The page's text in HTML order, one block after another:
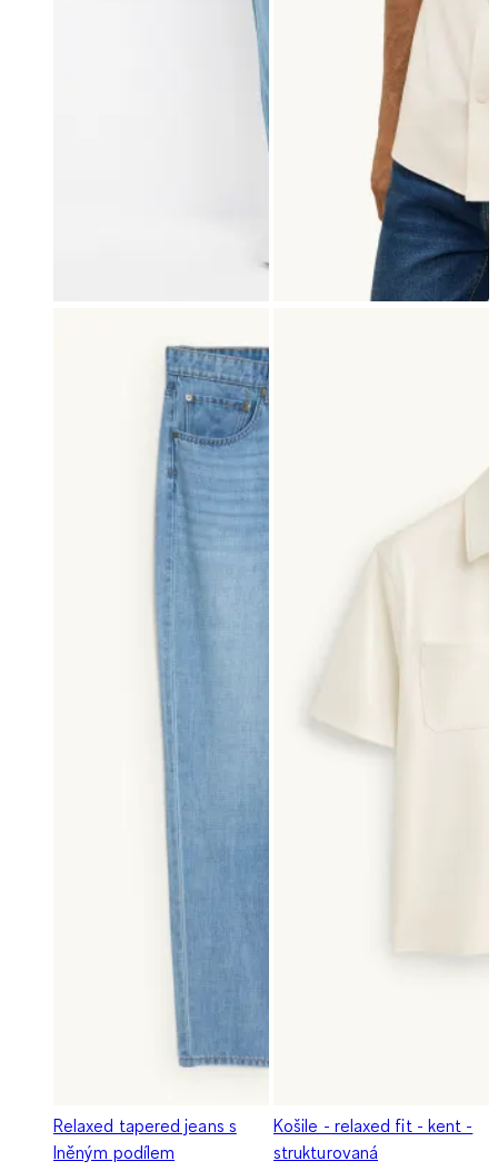
Relaxed tapered jeans s
lněným podílem
Košile - relaxed fit - kent -
strukturovaná